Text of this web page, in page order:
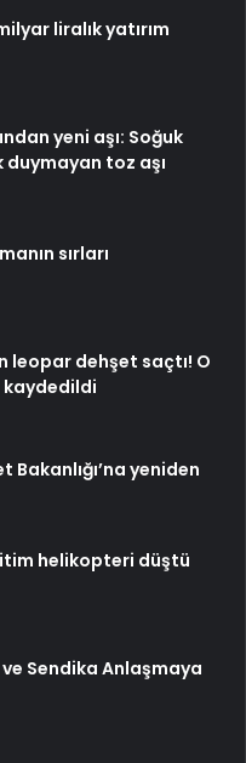
liralık yatırım
yeni aşı: Soğuk
toz aşı
sırları
leopar dehşet saçtı! O
Bakanlığı’na yeniden
helikopteri düştü
Sendika Anlaşmaya